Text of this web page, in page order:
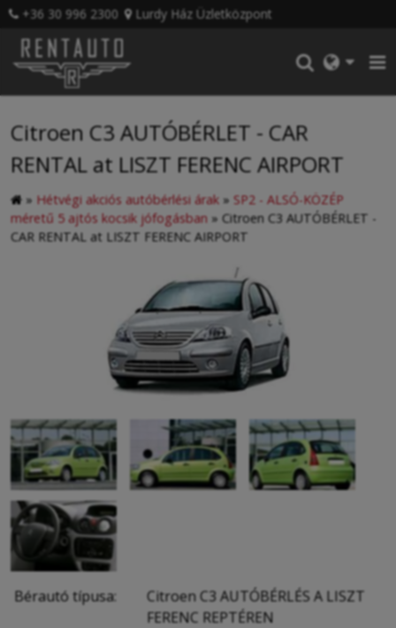
+36 30 996 2300 Lurdy Ház Üzletközpont
Citroen C3 AUTÓBÉRLET - CAR
RENTAL at LISZT FERENC AIRPORT
» Hétvégi akciós autóbérlési árak » SP2 - ALSÓ-KÖZÉP
méretű 5 ajtós kocsik jófogásban » Citroen C3 AUTÓBÉRLET -
CAR RENTAL at LISZT FERENC AIRPORT
Bérautó típusa:
Citroen C3 AUTÓBÉRLÉS A LISZT
FERENC REPTÉREN